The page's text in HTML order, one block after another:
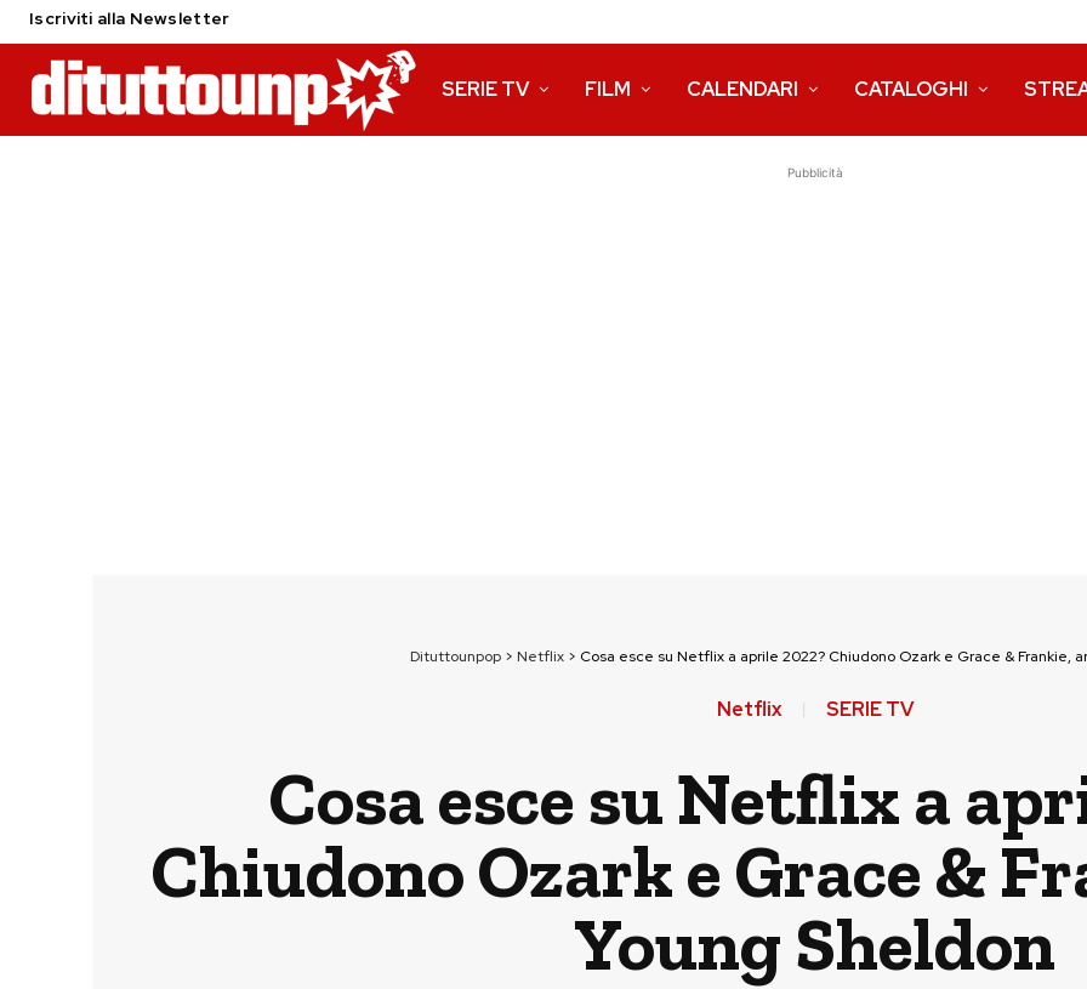
Iscriviti alla Newsletter
SERIE TV FILM CALENDARI CATALOGHI
Pubblicità
Dituttounpop > Netflix > Cosa esce su Netflix a aprile 2022? Chiudono Ozark e Grace & Frankie,
Netflix SERIE TV
Cosa esce su Netflix a
Chiudono Ozark e Grace &
Young Sheldon